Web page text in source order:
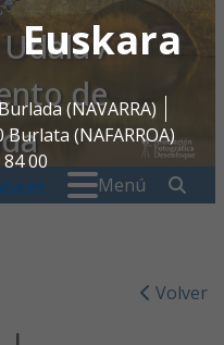
Euskara
(NAVARRA)
(NAFARROA)
84 00
/
de
Menú
Volver